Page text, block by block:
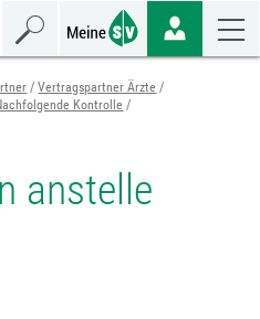
Vertragspartner Ärzte
Kontrolle
anstelle